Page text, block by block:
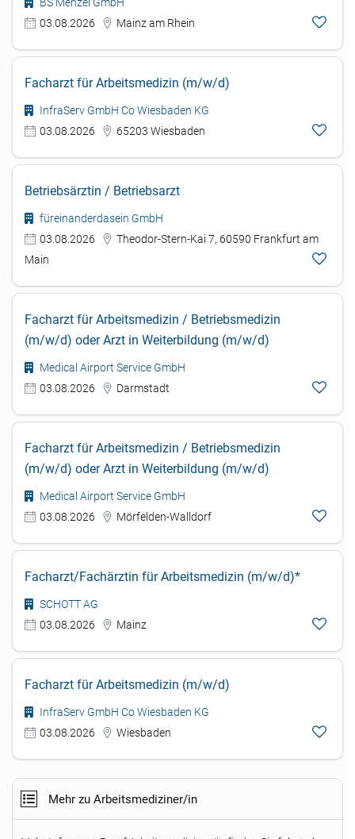
03.08.2026
Mainz am Rhein
Facharzt für Arbeitsmedizin (m/w/d)
InfraServ GmbH Co Wiesbaden KG
03.08.2026
65203 Wiesbaden
Betriebsärztin / Betriebsarzt
füreinanderdasein GmbH
03.08.2026
Theodor-Stern-Kai 7, 60590 Frankfurt am
Main
Facharzt für Arbeitsmedizin / Betriebsmedizin
(m/w/d) oder Arzt in Weiterbildung (m/w/d)
Medical Airport Service GmbH
03.08.2026
Darmstadt
Facharzt für Arbeitsmedizin / Betriebsmedizin
(m/w/d) oder Arzt in Weiterbildung (m/w/d)
Medical Airport Service GmbH
03.08.2026
Mörfelden-Walldorf
Facharzt/Fachärztin für Arbeitsmedizin (m/w/d)*
SCHOTT AG
03.08.2026
Mainz
Facharzt für Arbeitsmedizin (m/w/d)
InfraServ GmbH Co Wiesbaden KG
03.08.2026
Wiesbaden
Mehr zu Arbeitsmediziner/in